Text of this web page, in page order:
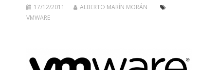
17/12/2011
ALBERTO MARÍN MORÁN
VMWARE